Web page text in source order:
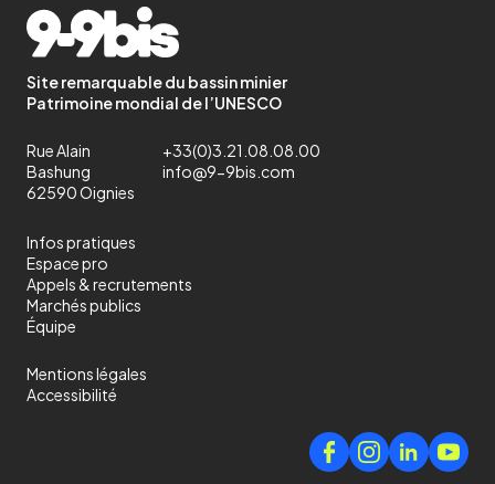
Site remarquable du bassin minier
Patrimoine mondial de l’UNESCO
Rue Alain
Bashung
62590 Oignies
+33(0)3.21.08.08.00
info@9-9bis.com
Infos pratiques
Espace pro
Appels & recrutements
Marchés publics
Équipe
Mentions légales
Accessibilité